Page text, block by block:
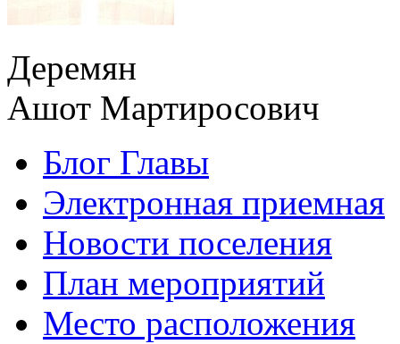
Деремян
Ашот Мартиросович
Блог Главы
Электронная приемная
Новости поселения
План мероприятий
Место расположения